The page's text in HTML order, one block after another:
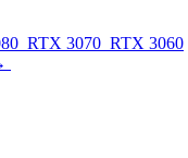
RTX 3070 RTX 3060